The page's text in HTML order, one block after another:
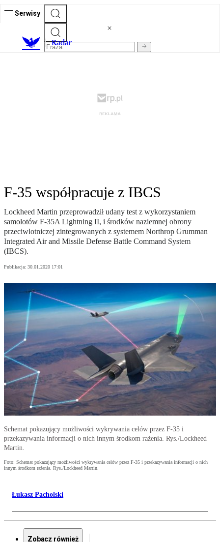
Serwisy
Radar
F-35 współpracuje z IBCS
Lockheed Martin przeprowadził udany test z wykorzystaniem
samolotów F-35A Lightning II, i środków naziemnej obrony
przeciwlotniczej zintegrowanych z systemem Northrop Grumman
Integrated Air and Missile Defense Battle Command System
(IBCS).
Publikacja: 30.01.2020 17:01
Schemat pokazujący możliwości wykrywania celów przez F-35 i
przekazywania informacji o nich innym środkom rażenia. Rys./Lockheed
Martin.
Foto: Schemat pokazujący możliwości wykrywania celów przez F-35 i przekazywania informacji o nich
innym środkom rażenia. Rys./Lockheed Martin.
Łukasz Pacholski
Zobacz również